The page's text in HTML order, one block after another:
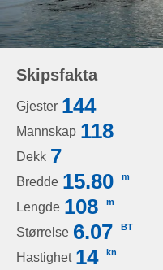
Skipsfakta
Gjester 144
Mannskap 118
Dekk 7
Bredde 15.80 m
Lengde 108 m
Størrelse 6.07 BT
Hastighet 14 kn